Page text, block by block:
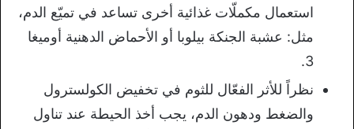
استعمال مكملّات غذائية أخرى تساعد في تميّع الدم،
مثل: عشبة الجنكة بيلوبا أو الأحماض الدهنية أوميغا
3.
نظراً للأثر الفعّال للثوم في تخفيض الكولسترول
والضغط ودهون الدم، يجب أخذ الحيطة عند تناول